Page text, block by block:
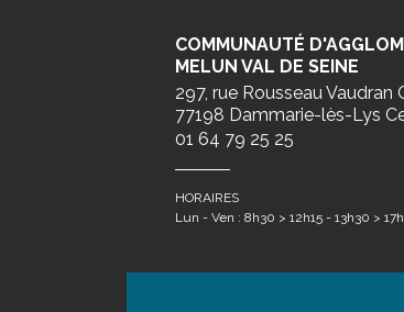
COMMUNAUTÉ
MELUN VAL DE SEINE
297, rue Rousseau Vaudran
77198 Dammarie-lès-Lys
01 64 79 25 25
HORAIRES
Lun - Ven : 8h30 > 12h15 - 13h30 >